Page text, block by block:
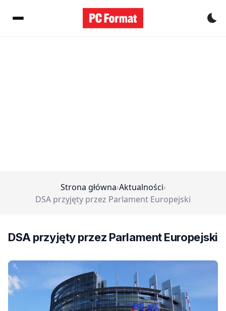
Strona główna›Aktualności›
DSA przyjęty przez Parlament Europejski
DSA przyjęty przez Parlament Europejski